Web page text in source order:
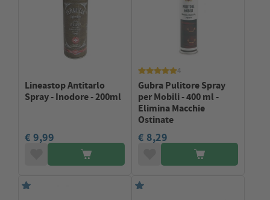
Lineastop Antitarlo
Spray - Inodore - 200ml
€ 9,99
Gubra Pulitore Spray
per Mobili - 400 ml -
Elimina Macchie
Ostinate
€ 8,29